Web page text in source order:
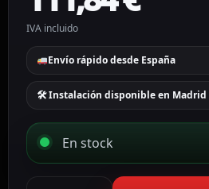
IVA incluido
Envío rápido desde España
🛠 Instalación disponible en Madrid
En stock